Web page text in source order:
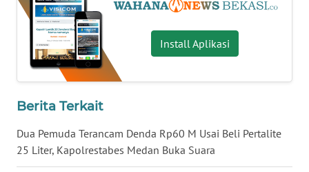
Install Aplikasi
Berita Terkait
Dua Pemuda Terancam Denda Rp60 M Usai Beli Pertalite
25 Liter, Kapolrestabes Medan Buka Suara
WN
KALTARA
WN
KALSEL
WN
KALTIM